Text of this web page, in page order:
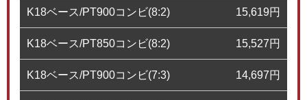
K18ベース/PT900コンビ(8:2) 15,619円
K18ベース/PT850コンビ(8:2) 15,527円
K18ベース/PT900コンビ(7:3) 14,697円